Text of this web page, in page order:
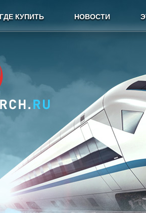
ГДЕ КУПИТЬ НОВОСТИ